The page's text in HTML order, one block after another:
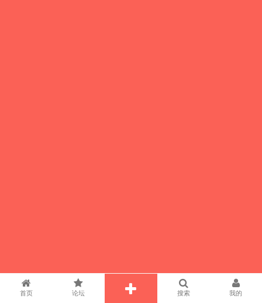
首页 论坛 搜索 我的